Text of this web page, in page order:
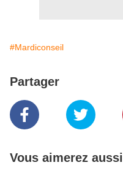
#Mardiconseil
Partager
Vous aimerez aussi